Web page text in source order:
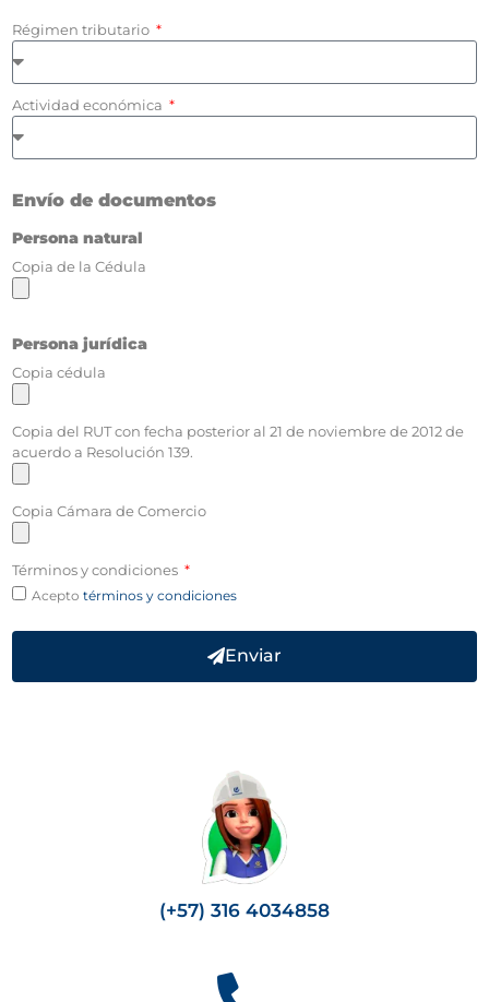
Régimen tributario
Actividad económica
Envío de documentos
Persona natural
Copia de la Cédula
Persona jurídica
Copia cédula
Copia del RUT con fecha posterior al 21 de noviembre de 2012 de
acuerdo a Resolución 139.
Copia Cámara de Comercio
Términos y condiciones
Acepto términos y condiciones
Enviar
(+57) 316 4034858